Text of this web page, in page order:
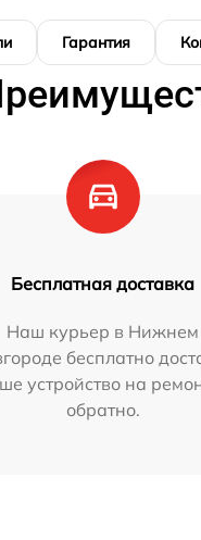
Гарантия
Бесплатная доставка
Наш курьер в Нижнем
бесплатно
устройство на
обратно.